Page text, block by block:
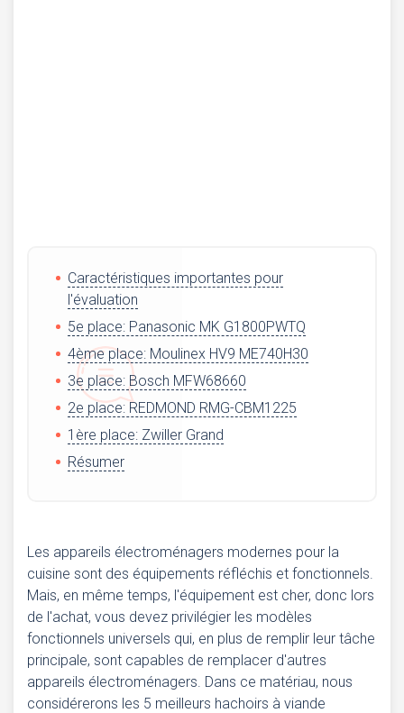
Caractéristiques importantes pour
l'évaluation
5e place: Panasonic MK G1800PWTQ
4ème place: Moulinex HV9 ME740H30
3e place: Bosch MFW68660
2e place: REDMOND RMG-CBM1225
1ère place: Zwiller Grand
Résumer
Les appareils électroménagers modernes pour la
cuisine sont des équipements réfléchis et fonctionnels.
Mais, en même temps, l'équipement est cher, donc lors
de l'achat, vous devez privilégier les modèles
fonctionnels universels qui, en plus de remplir leur tâche
principale, sont capables de remplacer d'autres
appareils électroménagers. Dans ce matériau, nous
considérerons les 5 meilleurs hachoirs à viande